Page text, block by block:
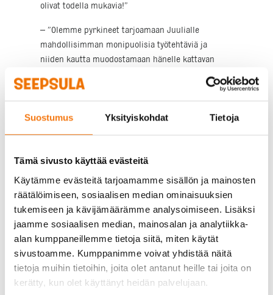
Suostumus Yksityiskohdat Tietoja
Tämä sivusto käyttää evästeitä
Käytämme evästeitä tarjoamamme sisällön ja mainosten
räätälöimiseen, sosiaalisen median ominaisuuksien
tukemiseen ja kävijämäärämme analysoimiseen. Lisäksi
jaamme sosiaalisen median, mainosalan ja analytiikka-
alan kumppaneillemme tietoja siitä, miten käytät
sivustoamme. Kumppanimme voivat yhdistää näitä
tietoja muihin tietoihin, joita olet antanut heille tai joita on
kerätty, kun olet käyttänyt heidän palvelujaan.
olivat todella mukavia!”
– ”Olemme pyrkineet tarjoamaan Juulialle
mahdollisimman monipuolisia työtehtäviä ja
niiden kautta muodostamaan hänelle kattavan
asiakaspalvelumme eri toimintoihin sekä alaamme
yleisesti. On kerrassaan mahtavaa tutustua
reippaaseen nuoreen, joka osoittaa aitoa
kiinnostusta alaamme ja yritystämme kohtaan
Richard Lustig.